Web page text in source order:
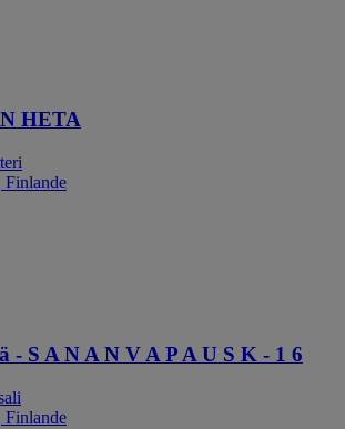
HETA
Finlande
- S A N A N V A P A U S K - 1 6
Finlande